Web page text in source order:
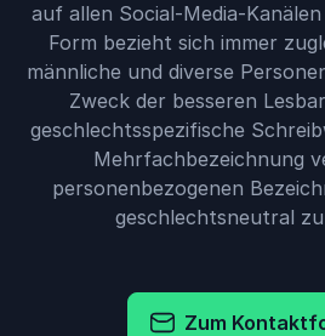
auf allen Social-Media-
Form bezieht sich immer
männliche und diverse
Zweck der besseren
geschlechtsspezifische
Mehrfachbezeichnung
personenbezogenen
geschlechtsneutral
Zum